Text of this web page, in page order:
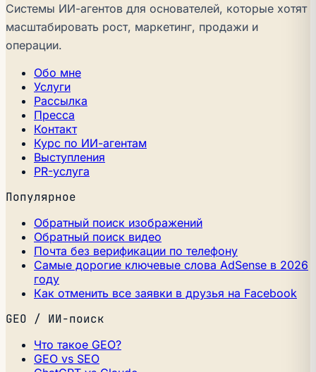
Системы ИИ-агентов для основателей, которые хотят
масштабировать рост, маркетинг, продажи и
операции.
Обо мне
Услуги
Рассылка
Пресса
Контакт
Курс по ИИ-агентам
Выступления
PR-услуга
Популярное
Обратный поиск изображений
Обратный поиск видео
Почта без верификации по телефону
Самые дорогие ключевые слова AdSense в 2026
году
Как отменить все заявки в друзья на Facebook
GEO / ИИ-поиск
Что такое GEO?
GEO vs SEO